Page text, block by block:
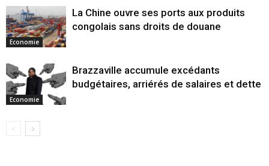
Economie
La Chine ouvre ses ports aux produits
congolais sans droits de douane
Economie
Brazzaville accumule excédants
budgétaires, arriérés de salaires et dette